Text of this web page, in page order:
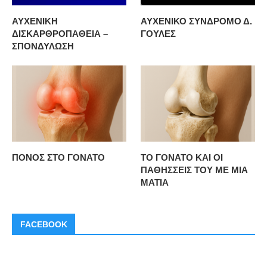
ΑΥΧΕΝΙΚΗ
ΔΙΣΚΑΡΘΡΟΠΑΘΕΙΑ –
ΣΠΟΝΔΥΛΩΣΗ
ΑΥΧΕΝΙΚΟ ΣΥΝΔΡΟΜΟ Δ.
ΓΟΥΛΕΣ
ΠΟΝΟΣ ΣΤΟ ΓΟΝΑΤΟ
ΤΟ ΓΟΝΑΤΟ ΚΑΙ ΟΙ
ΠΑΘΗΣΣΕΙΣ ΤΟΥ ΜΕ ΜΙΑ
ΜΑΤΙΑ
FACEBOOK